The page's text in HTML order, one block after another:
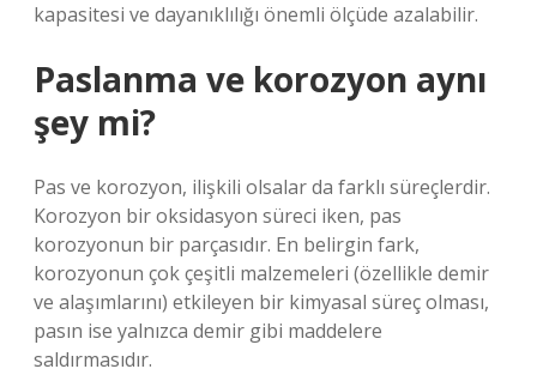
kapasitesi ve dayanıklılığı önemli ölçüde azalabilir.
Paslanma ve korozyon aynı
şey mi?
Pas ve korozyon, ilişkili olsalar da farklı süreçlerdir.
Korozyon bir oksidasyon süreci iken, pas
korozyonun bir parçasıdır. En belirgin fark,
korozyonun çok çeşitli malzemeleri (özellikle demir
ve alaşımlarını) etkileyen bir kimyasal süreç olması,
pasın ise yalnızca demir gibi maddelere
saldırmasıdır.